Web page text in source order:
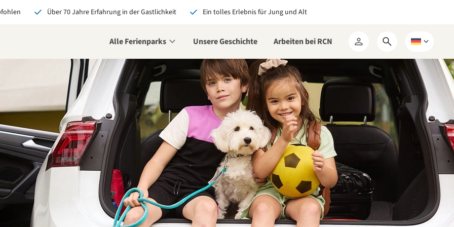
Über 70 Jahre Erfahrung in der Gastlichkeit Ein tolles Erlebnis für Jung und Alt
Alle Ferienparks Unsere Geschichte Arbeiten bei RCN
Mein
RCN
Suchformular
öffnen
Wählen
Sie
eine
Sprache